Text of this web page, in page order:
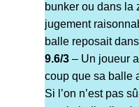
bunker ou dans la
jugement
balle reposait
9.6/3– Un joueur
coup que sa balle
Si l’on n’est pas